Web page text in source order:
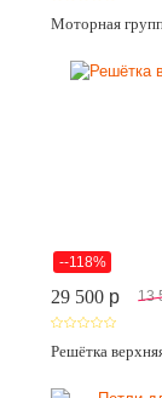
Моторная
--118%
29 500 p 13
Решётка